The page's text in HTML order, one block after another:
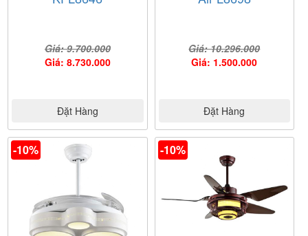
Giá: 9.700.000
Giá: 8.730.000
Đặt Hàng
Giá: 10.296.000
Giá: 1.500.000
Đặt Hàng
-10% -10%